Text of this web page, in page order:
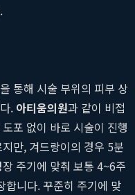
통해 시술 부위의 피부 상
. 아티움의원과 같이 비접
포 없이 바로 시술이 진행
만, 겨드랑이의 경우 5분
주기에 맞춰 보통 4~6주
합니다. 꾸준히 주기에 맞